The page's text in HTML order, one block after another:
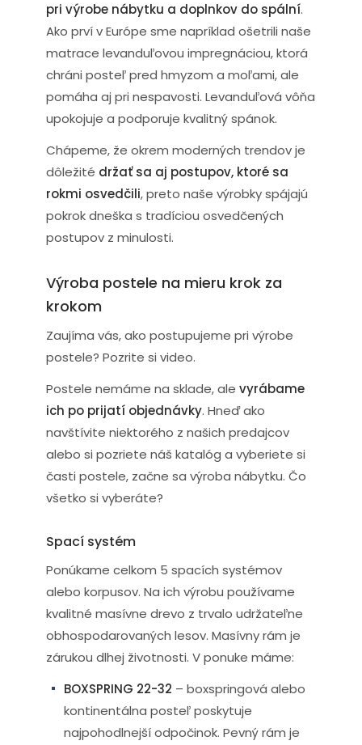
pri výrobe nábytku a doplnkov do spální.
Ako prví v Európe sme napríklad ošetrili naše
matrace levanduľovou impregnáciou, ktorá
chráni posteľ pred hmyzom a moľami, ale
pomáha aj pri nespavosti. Levanduľová vôňa
upokojuje a podporuje kvalitný spánok.
Chápeme, že okrem moderných trendov je
dôležité držať sa aj postupov, ktoré sa
rokmi osvedčili, preto naše výrobky spájajú
pokrok dneška s tradíciou osvedčených
postupov z minulosti.
Výroba postele na mieru krok za
krokom
Zaujíma vás, ako postupujeme pri výrobe
postele? Pozrite si video.
Postele nemáme na sklade, ale vyrábame
ich po prijatí objednávky. Hneď ako
navštívite niektorého z našich predajcov
alebo si pozriete náš katalóg a vyberiete si
časti postele, začne sa výroba nábytku. Čo
všetko si vyberáte?
Spací systém
Ponúkame celkom 5 spacích systémov
alebo korpusov. Na ich výrobu používame
kvalitné masívne drevo z trvalo udržateľne
obhospodarovaných lesov. Masívny rám je
zárukou dlhej životnosti. V ponuke máme:
BOXSPRING 22-32 – boxspringová alebo
kontinentálna posteľ poskytuje
najpohodlnejší odpočinok. Pevný rám je